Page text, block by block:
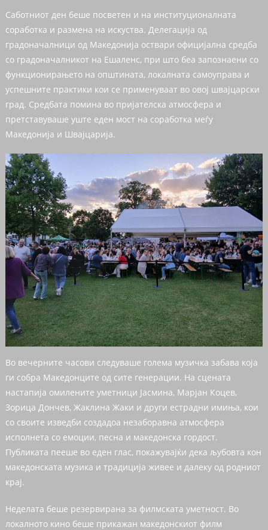
Саботниот ден беше посветен и на институционалната
соработка и размена на искуства. Делегација од
градоначалници од Македонија оствари официјална средба
со градоначалникот на Ешаленс, при што беа запознаени со
функционирањето на општината, локалната самоуправа и
успешните практики кои се применуваат во овој швајцарски
град. Средбата помина во пријателска атмосфера и
претставуваше уште еден мост на соработка меѓу
Македонија и Швајцарија.
Во вечерните часови следуваше голема музичка забава која
ги собра Македонците од сите генерации. На сцената
настапија омилените уметници Јасмина, Марјан Коцев,
Зорица Дончев, Жаклина Жаки и други естрадни имиња, кои
со своите изведби создадоа незаборавна атмосфера
исполнета со емоции, песна и македонска гордост.
Публиката пееше во еден глас, покажувајќи дека љубовта кон
македонската музика и традиција живее и далеку од родниот
крај.
Неделата беше резервирана за филмската уметност. Во
локалното кино беше прикажан македонскиот филм